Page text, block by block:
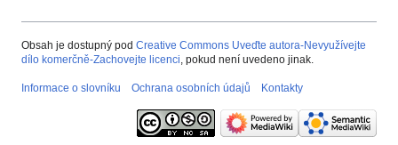
Obsah je dostupný pod Creative Commons Uveďte autora-Nevyužívejte
dílo komerčně-Zachovejte licenci, pokud není uvedeno jinak.
Informace o slovníku Ochrana osobních údajů Kontakty